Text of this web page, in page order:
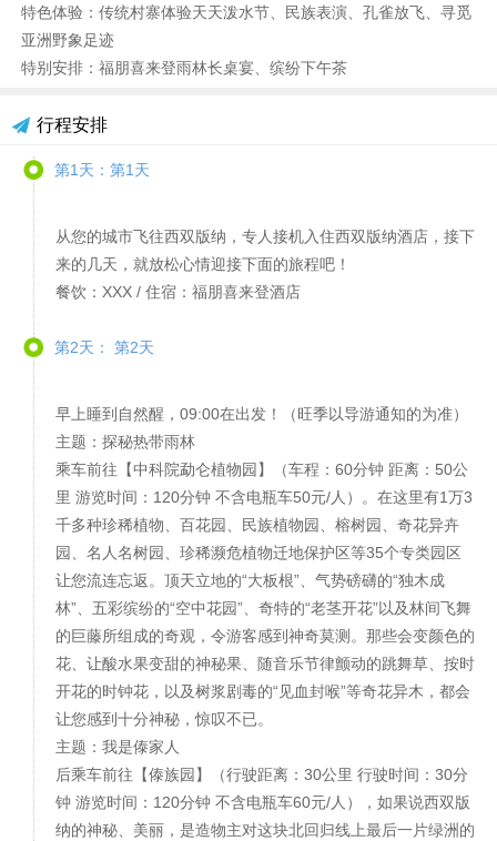
特色体验：传统村寨体验天天泼水节、民族表演、孔雀放飞、寻觅
亚洲野象足迹
特别安排：福朋喜来登雨林长桌宴、缤纷下午茶
行程安排
第1天：第1天
从您的城市飞往西双版纳，专人接机入住西双版纳酒店，接下
来的几天，就放松心情迎接下面的旅程吧！
餐饮：XXX / 住宿：福朋喜来登酒店
第2天： 第2天
早上睡到自然醒，09:00在出发！（旺季以导游通知的为准）
主题：探秘热带雨林
乘车前往【中科院勐仑植物园】（车程：60分钟 距离：50公
里 游览时间：120分钟 不含电瓶车50元/人）。在这里有1万3
千多种珍稀植物、百花园、民族植物园、榕树园、奇花异卉
园、名人名树园、珍稀濒危植物迁地保护区等35个专类园区
让您流连忘返。顶天立地的“大板根”、气势磅礴的“独木成
林”、五彩缤纷的“空中花园”、奇特的“老茎开花”以及林间飞舞
的巨藤所组成的奇观，令游客感到神奇莫测。那些会变颜色的
花、让酸水果变甜的神秘果、随音乐节律颤动的跳舞草、按时
开花的时钟花，以及树浆剧毒的“见血封喉”等奇花异木，都会
让您感到十分神秘，惊叹不已。
主题：我是傣家人
后乘车前往【傣族园】（行驶距离：30公里 行驶时间：30分
钟 游览时间：120分钟 不含电瓶车60元/人），如果说西双版
纳的神秘、美丽，是造物主对这块北回归线上最后一片绿洲的